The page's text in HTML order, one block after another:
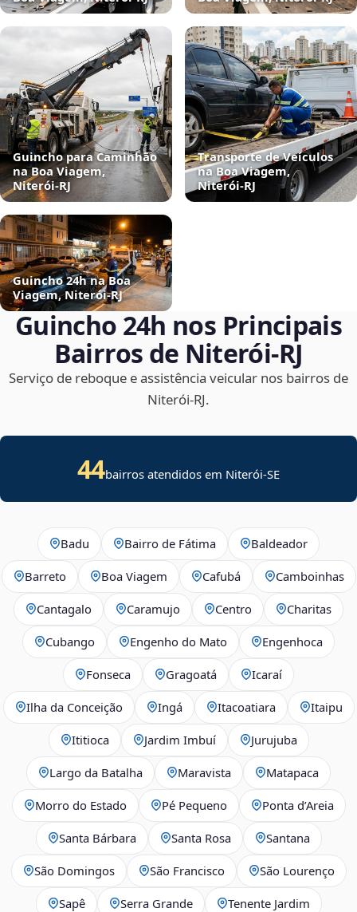
Guincho para Caminhão
na Boa Viagem,
Niterói‑RJ
Transporte de Veículos
na Boa Viagem,
Niterói‑RJ
Guincho 24h na Boa
Viagem, Niterói‑RJ
Guincho 24h nos Principais
Bairros de Niterói‑RJ
Serviço de reboque e assistência veicular nos bairros de
Niterói‑RJ.
44bairros atendidos em Niterói-SE
Badu Bairro de Fátima Baldeador
Barreto Boa Viagem Cafubá Camboinhas
Cantagalo Caramujo Centro Charitas
Cubango Engenho do Mato Engenhoca
Fonseca Gragoatá Icaraí
Ilha da Conceição Ingá Itacoatiara Itaipu
Ititioca Jardim Imbuí Jurujuba
Largo da Batalha Maravista Matapaca
Morro do Estado Pé Pequeno Ponta d’Areia
Santa Bárbara Santa Rosa Santana
São Domingos São Francisco São Lourenço
Sapê Serra Grande Tenente Jardim